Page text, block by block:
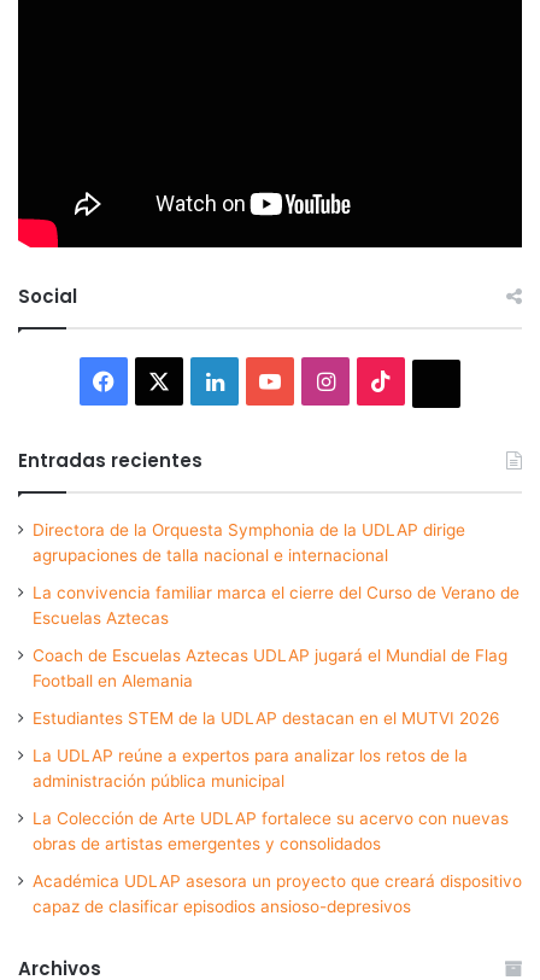
Social
Facebook LinkedInYouTubeInstagram
Entradas recientes
Directora de la Orquesta Symphonia de la UDLAP dirige
agrupaciones de talla nacional e internacional
La convivencia familiar marca el cierre del Curso de Verano de
Escuelas Aztecas
Coach de Escuelas Aztecas UDLAP jugará el Mundial de Flag
Football en Alemania
Estudiantes STEM de la UDLAP destacan en el MUTVI 2026
La UDLAP reúne a expertos para analizar los retos de la
administración pública municipal
La Colección de Arte UDLAP fortalece su acervo con nuevas
obras de artistas emergentes y consolidados
Académica UDLAP asesora un proyecto que creará dispositivo
capaz de clasificar episodios ansioso-depresivos
Archivos